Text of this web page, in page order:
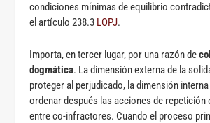
condiciones mínimas de equilibrio
el artículo 238.3 LOPJ.
Importa, en tercer lugar, por una razón de
dogmática. La dimensión externa de la
proteger al perjudicado, la dimensión
ordenar después las acciones de
entre co-infractores. Cuando el proceso